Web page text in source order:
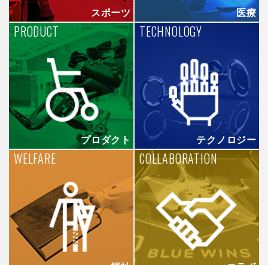
スポーツ 医療
プロダクト
PRODUCT
テクノロジー
TECHNOLOGY
WELFARE COLLABORATION